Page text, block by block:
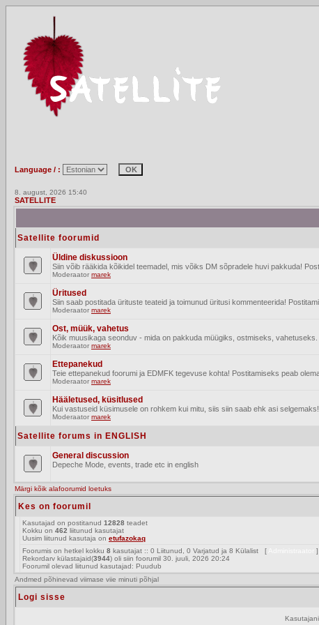
Language / :
8. august, 2026 15:40
SATELLITE
Satellite foorumid
Üldine diskussioon
Siin võib rääkida kõikidel teemadel, mis võiks DM sõpradele huvi pakkuda!
Moderaator marek
Üritused
Siin saab postitada ürituste teateid ja toimunud üritusi kommenteerida!
Moderaator marek
Ost, müük, vahetus
Kõik muusikaga seonduv - mida on pakkuda müügiks, ostmiseks, vahetuseks.
Moderaator marek
Ettepanekud
Teie ettepanekud foorumi ja EDMFK tegevuse kohta! Postitamiseks peab
Moderaator marek
Hääletused, küsitlused
Kui vastuseid küsimusele on rohkem kui mitu, siis siin saab ehk asi
Moderaator marek
Satellite forums in ENGLISH
General discussion
Depeche Mode, events, trade etc in english
Märgi kõik alafoorumid loetuks
Kes on foorumil
Kasutajad on postitanud12828
Kokku on462liitunud kasutajat
Uusim liitunud kasutaja onetufazokaq
Foorumis on hetkel kokku8 kasutajat :: 0 Liitunud, 0 Varjatud ja 8 Külalist [
Rekordarv külastajaid(3944) oli siin foorumil 30. juuli, 2026 20:24
Foorumil olevad liitunud kasutajad: Puudub
Andmed põhinevad viimase viie minuti põhjal
Logi sisse